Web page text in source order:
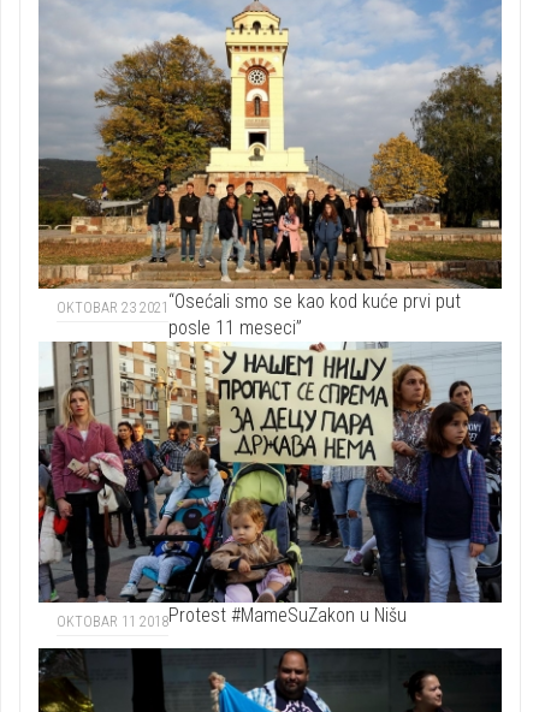
OKTOBAR 23 2021 “Osećali smo se kao kod kuće prvi put
posle 11 meseci”
OKTOBAR 11 2018Protest #MameSuZakon u Nišu